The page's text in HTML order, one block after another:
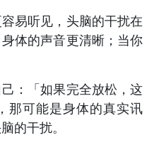
易听见，头脑的干扰在
体的声音更清晰；当你
：「如果完全放松，这
那可能是身体的真实讯
的干扰。